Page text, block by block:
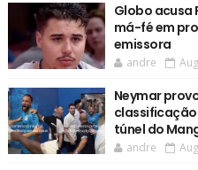
Globo acusa
má-fé em
emissora
andre
Neymar
classificação
túnel do
andre